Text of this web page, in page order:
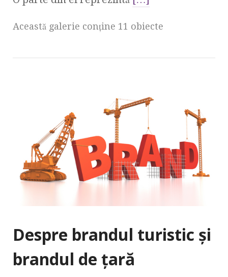
Această galerie conţine 11 obiecte
Despre brandul turistic şi
brandul de ţară